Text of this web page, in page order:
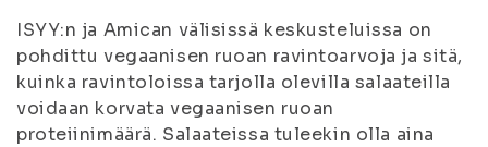
ISYY:n ja Amican välisissä keskusteluissa on
pohdittu vegaanisen ruoan ravintoarvoja ja sitä,
kuinka ravintoloissa tarjolla olevilla salaateilla
voidaan korvata vegaanisen ruoan
proteiinimäärä. Salaateissa tuleekin olla aina